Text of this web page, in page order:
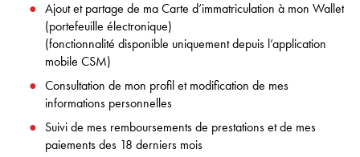
Ajout et partage de ma Carte d’immatriculation à mon Wallet
(portefeuille électronique)
(fonctionnalité disponible uniquement depuis l’application
mobile CSM)
Consultation de mon profil et modification de mes
informations personnelles
Suivi de mes remboursements de prestations et de mes
paiements des 18 derniers mois